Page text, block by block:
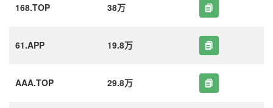
168.TOP 38万
61.APP 19.8万
AAA.TOP 29.8万